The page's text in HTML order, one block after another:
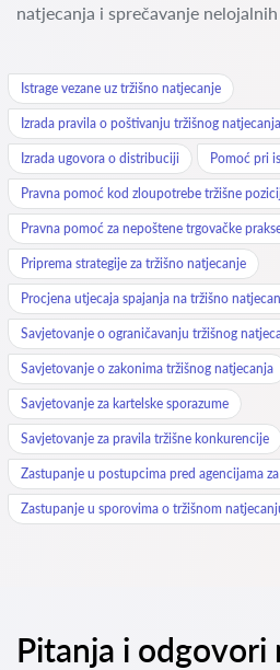
natjecanja i sprečavanje
Istrage vezane uz tržišno natjecanje
Izrada pravila o poštivanju tržišnog natjecanja
Izrada ugovora o distribuciji Pomoć pri
Pravna pomoć kod zloupotrebe tržišne
Pravna pomoć za nepoštene trgovačke
Priprema strategije za tržišno natjecanje
Procjena utjecaja spajanja na tržišno
Savjetovanje o ograničavanju tržišnog
Savjetovanje o zakonima tržišnog natjecanja
Savjetovanje za kartelske sporazume
Savjetovanje za pravila tržišne konkurencije
Zastupanje u postupcima pred agencijama
Zastupanje u sporovima o tržišnom
Pitanja i odgovori